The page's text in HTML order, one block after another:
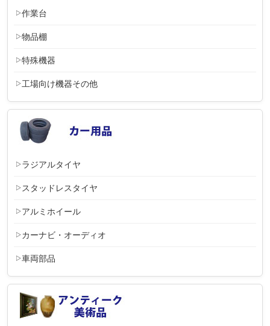
作業台
物品棚
特殊機器
工場向け機器その他
ラジアルタイヤ
スタッドレスタイヤ
アルミホイール
カーナビ・オーディオ
車両部品